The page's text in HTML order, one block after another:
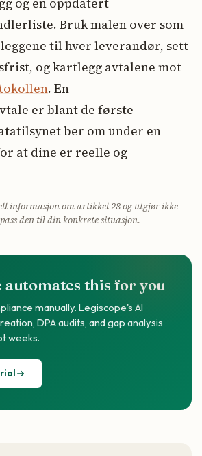
og en oppdatert
Bruk malen over som
til hver leverandør, sett
og kartlegg avtalene mot
. En
er blant de første
ber om under en
at dine er reelle og
informasjon om artikkel 28 og utgjør ikke
den til din konkrete situasjon.
automates this for you
manually. Legiscope's AI
DPA audits, and gap analysis
weeks.